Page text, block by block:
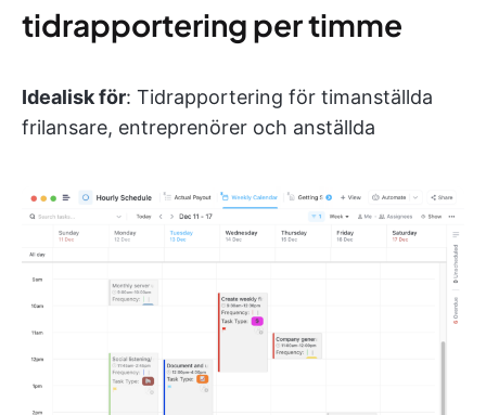
tidrapportering per timme
Idealisk för: Tidrapportering för timanställda
frilansare, entreprenörer och anställda